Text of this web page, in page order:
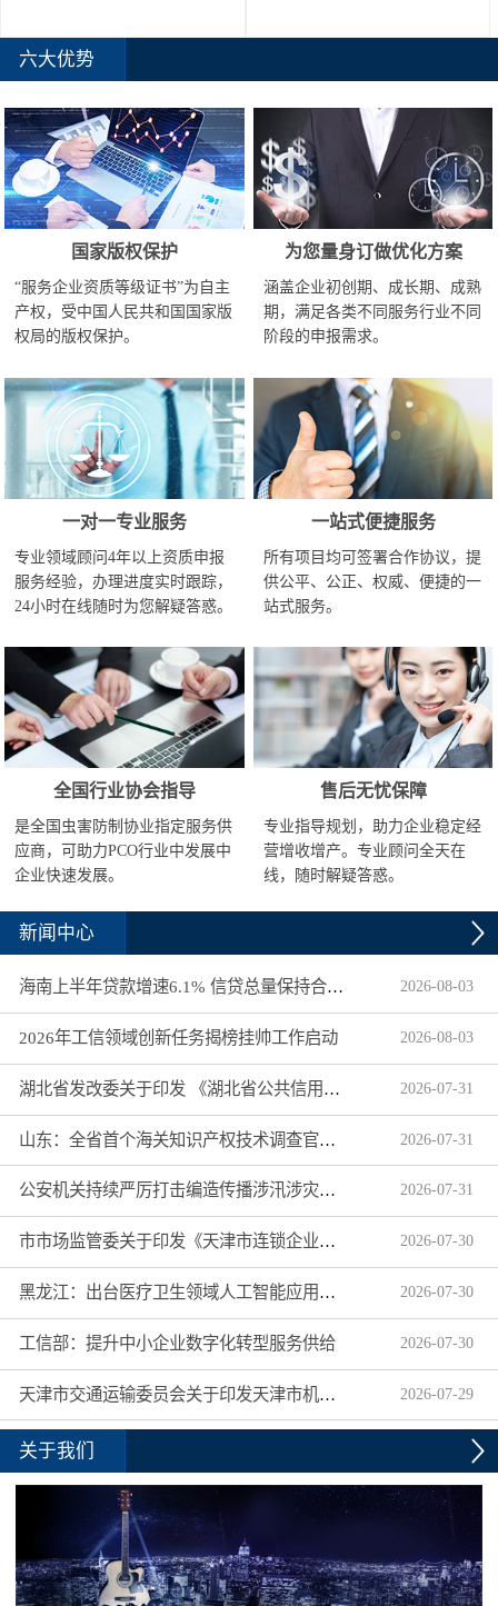
六大优势
国家版权保护
“服务企业资质等级证书”为自主
产权，受中国人民共和国国家版
权局的版权保护。
为您量身订做优化方案
涵盖企业初创期、成长期、成熟
期，满足各类不同服务行业不同
阶段的申报需求。
一对一专业服务
专业领域顾问4年以上资质申报
服务经验，办理进度实时跟踪，
24小时在线随时为您解疑答惑。
一站式便捷服务
所有项目均可签署合作协议，提
供公平、公正、权威、便捷的一
站式服务。
全国行业协会指导
是全国虫害防制协业指定服务供
应商，可助力PCO行业中发展中
企业快速发展。
售后无忧保障
专业指导规划，助力企业稳定经
营增收增产。专业顾问全天在
线，随时解疑答惑。
新闻中心
海南上半年贷款增速6.1% 信贷总量保持合理平稳增长 2026-08-03
2026年工信领域创新任务揭榜挂帅工作启动 2026-08-03
湖北省发改委关于印发 《湖北省公共信用信息目录（2026年版）》的通知 2026-07-31
山东：全省首个海关知识产权技术调查官制度落地济南自贸片区 2026-07-31
公安机关持续严厉打击编造传播涉汛涉灾网络谣言 2026-07-31
市市场监管委关于印发《天津市连锁企业食品经营许可“先证后核”信用承诺审批实施办法》的通知 2026-07-30
黑龙江：出台医疗卫生领域人工智能应用工作实施方案 2026-07-30
工信部：提升中小企业数字化转型服务供给 2026-07-30
天津市交通运输委员会关于印发天津市机动车驾驶员培训机构及教练员综合信用评价管理办法的通知 2026-07-29
关于我们